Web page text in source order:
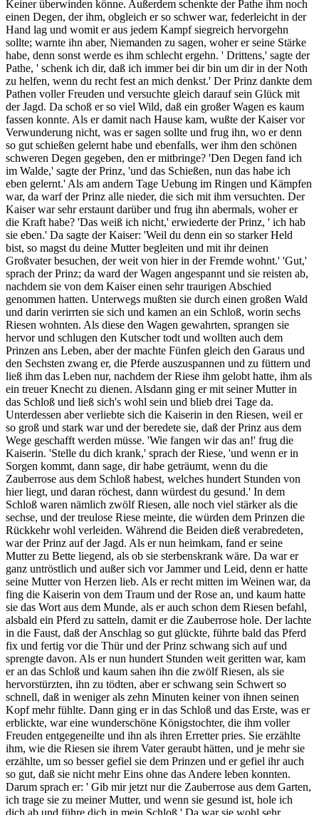
Keiner überwinden könne. Außerdem schenkte der Pathe ihm noch
einen Degen, der ihm, obgleich er so schwer war, federleicht in der
Hand lag und womit er aus jedem Kampf siegreich hervorgehn
sollte; warnte ihn aber, Niemanden zu sagen, woher er seine Stärke
habe, denn sonst werde es ihm schlecht ergehn. ' Drittens,' sagte der
Pathe, ' schenk ich dir, daß ich immer bei dir bin um dir in der Noth
zu helfen, wenn du recht fest an mich denkst.' Der Prinz dankte dem
Pathen voller Freuden und versuchte gleich darauf sein Glück mit
der Jagd. Da schoß er so viel Wild, daß ein großer Wagen es kaum
fassen konnte. Als er damit nach Hause kam, wußte der Kaiser vor
Verwunderung nicht, was er sagen sollte und frug ihn, wo er denn
so gut schießen gelernt habe und ebenfalls, wer ihm den schönen
schweren Degen gegeben, den er mitbringe? 'Den Degen fand ich
im Walde,' sagte der Prinz, 'und das Schießen, nun das habe ich
eben gelernt.' Als am andern Tage Uebung im Ringen und Kämpfen
war, da warf der Prinz alle nieder, die sich mit ihm versuchten. Der
Kaiser war sehr erstaunt darüber und frug ihn abermals, woher er
die Kraft habe? 'Das weiß ich nicht,' erwiederte der Prinz, ' ich hab
sie eben.' Da sagte der Kaiser: 'Weil du denn ein so starker Held
bist, so magst du deine Mutter begleiten und mit ihr deinen
Großvater besuchen, der weit von hier in der Fremde wohnt.' 'Gut,'
sprach der Prinz; da ward der Wagen angespannt und sie reisten ab,
nachdem sie von dem Kaiser einen sehr traurigen Abschied
genommen hatten. Unterwegs mußten sie durch einen großen Wald
und darin verirrten sie sich und kamen an ein Schloß, worin sechs
Riesen wohnten. Als diese den Wagen gewahrten, sprangen sie
hervor und schlugen den Kutscher todt und wollten auch dem
Prinzen ans Leben, aber der machte Fünfen gleich den Garaus und
den Sechsten zwang er, die Pferde auszuspannen und zu füttern und
ließ ihm das Leben nur, nachdem der Riese ihm gelobt hatte, ihm als
ein treuer Knecht zu dienen. Alsdann ging er mit seiner Mutter in
das Schloß und ließ sich's wohl sein und blieb drei Tage da.
Unterdessen aber verliebte sich die Kaiserin in den Riesen, weil er
so groß und stark war und der beredete sie, daß der Prinz aus dem
Wege geschafft werden müsse. 'Wie fangen wir das an!' frug die
Kaiserin. 'Stelle du dich krank,' sprach der Riese, 'und wenn er in
Sorgen kommt, dann sage, dir habe geträumt, wenn du die
Zauberrose aus dem Schloß habest, welches hundert Stunden von
hier liegt, und daran röchest, dann würdest du gesund.' In dem
Schloß waren nämlich zwölf Riesen, alle noch viel stärker als die
sechse, und der treulose Riese meinte, die würden dem Prinzen die
Rückkehr wohl verleiden. Während die Beiden dieß verabredeten,
war der Prinz auf der Jagd. Als er nun heimkam, fand er seine
Mutter zu Bette liegend, als ob sie sterbenskrank wäre. Da war er
ganz untröstlich und außer sich vor Jammer und Leid, denn er hatte
seine Mutter von Herzen lieb. Als er recht mitten im Weinen war, da
fing die Kaiserin von dem Traum und der Rose an, und kaum hatte
sie das Wort aus dem Munde, als er auch schon dem Riesen befahl,
alsbald ein Pferd zu satteln, damit er die Zauberrose hole. Der lachte
in die Faust, daß der Anschlag so gut glückte, führte bald das Pferd
fix und fertig vor die Thür und der Prinz schwang sich auf und
sprengte davon. Als er nun hundert Stunden weit geritten war, kam
er an das Schloß und kaum sahen ihn die zwölf Riesen, als sie
hervorstürzten, ihn zu tödten, aber er schwang sein Schwert so
schnell, daß in weniger als zehn Minuten keiner von ihnen seinen
Kopf mehr fühlte. Dann ging er in das Schloß und das Erste, was er
erblickte, war eine wunderschöne Königstochter, die ihm voller
Freuden entgegeneilte und ihn als ihren Erretter pries. Sie erzählte
ihm, wie die Riesen sie ihrem Vater geraubt hätten, und je mehr sie
erzählte, um so besser gefiel sie dem Prinzen und er gefiel ihr auch
so gut, daß sie nicht mehr Eins ohne das Andere leben konnten.
Darum sprach er: ' Gib mir jetzt nur die Zauberrose aus dem Garten,
ich trage sie zu meiner Mutter, und wenn sie gesund ist, hole ich
dich ab und führe dich in mein Schloß.' Da war sie wohl sehr